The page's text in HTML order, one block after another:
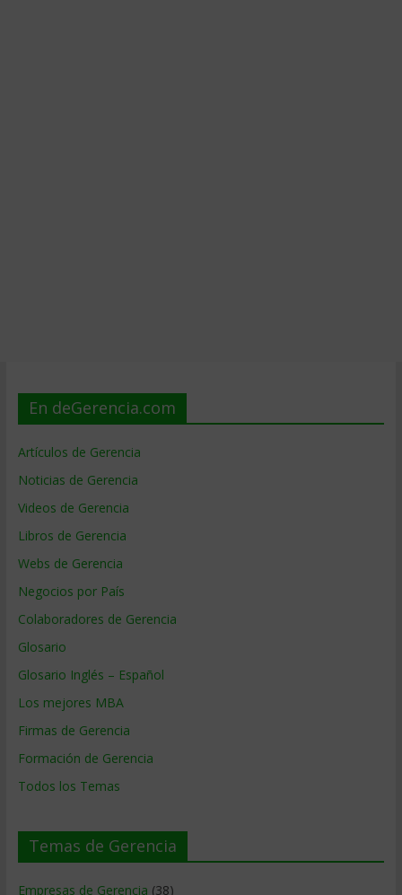
En deGerencia.com
Artículos de Gerencia
Noticias de Gerencia
Videos de Gerencia
Libros de Gerencia
Webs de Gerencia
Negocios por País
Colaboradores de Gerencia
Glosario
Glosario Inglés – Español
Los mejores MBA
Firmas de Gerencia
Formación de Gerencia
Todos los Temas
Temas de Gerencia
Empresas de Gerencia (38)